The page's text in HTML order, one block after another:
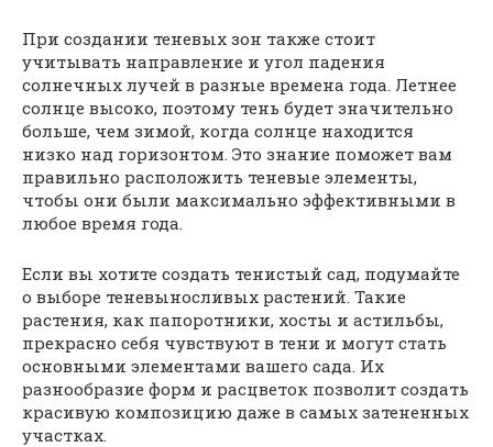
При создании теневых зон также стоит
учитывать направление и угол падения
солнечных лучей в разные времена года. Летнее
солнце высоко, поэтому тень будет значительно
больше, чем зимой, когда солнце находится
низко над горизонтом. Это знание поможет вам
правильно расположить теневые элементы,
чтобы они были максимально эффективными в
любое время года.
Если вы хотите создать тенистый сад, подумайте
о выборе теневыносливых растений. Такие
растения, как папоротники, хосты и астильбы,
прекрасно себя чувствуют в тени и могут стать
основными элементами вашего сада. Их
разнообразие форм и расцветок позволит создать
красивую композицию даже в самых затененных
участках.